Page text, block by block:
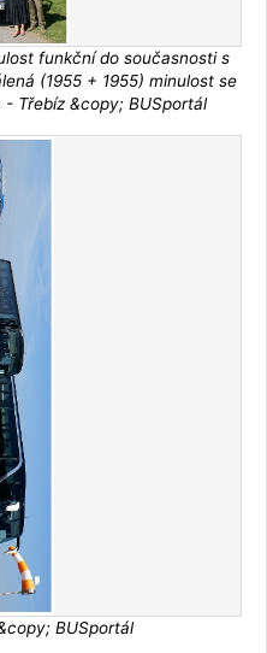
funkční do současnosti s
(1955 + 1955) minulost se
Třebíz &copy; BUSportál
BUSportál